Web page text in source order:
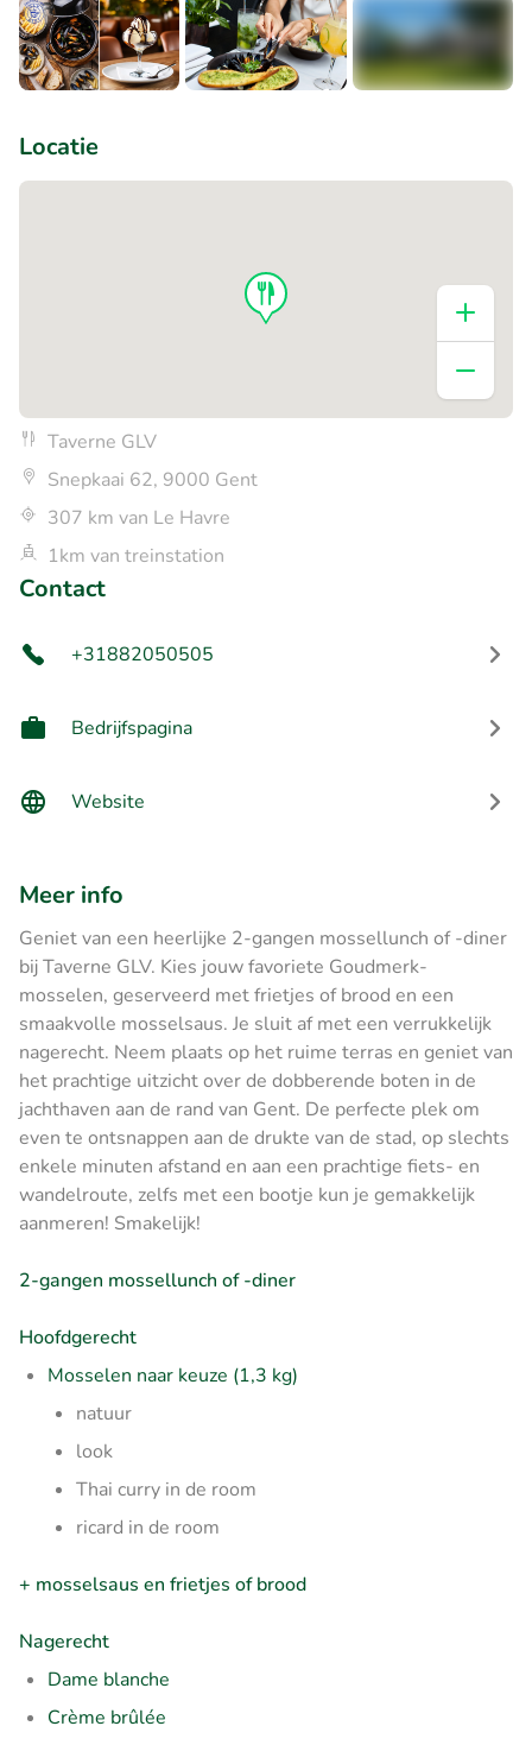
Locatie
Taverne GLV
Snepkaai 62, 9000 Gent
307 km van Le Havre
1km van treinstation
Contact
+31882050505
Bedrijfspagina
Website
Meer info
Geniet van een heerlijke 2-gangen mossellunch of -diner
bij Taverne GLV. Kies jouw favoriete Goudmerk-
mosselen, geserveerd met frietjes of brood en een
smaakvolle mosselsaus. Je sluit af met een verrukkelijk
nagerecht. Neem plaats op het ruime terras en geniet van
het prachtige uitzicht over de dobberende boten in de
jachthaven aan de rand van Gent. De perfecte plek om
even te ontsnappen aan de drukte van de stad, op slechts
enkele minuten afstand en aan een prachtige fiets- en
wandelroute, zelfs met een bootje kun je gemakkelijk
aanmeren! Smakelijk!
2-gangen mossellunch of -diner
Hoofdgerecht
Mosselen naar keuze (1,3 kg)
natuur
look
Thai curry in de room
ricard in de room
+ mosselsaus en frietjes of brood
Nagerecht
Dame blanche
Crème brûlée